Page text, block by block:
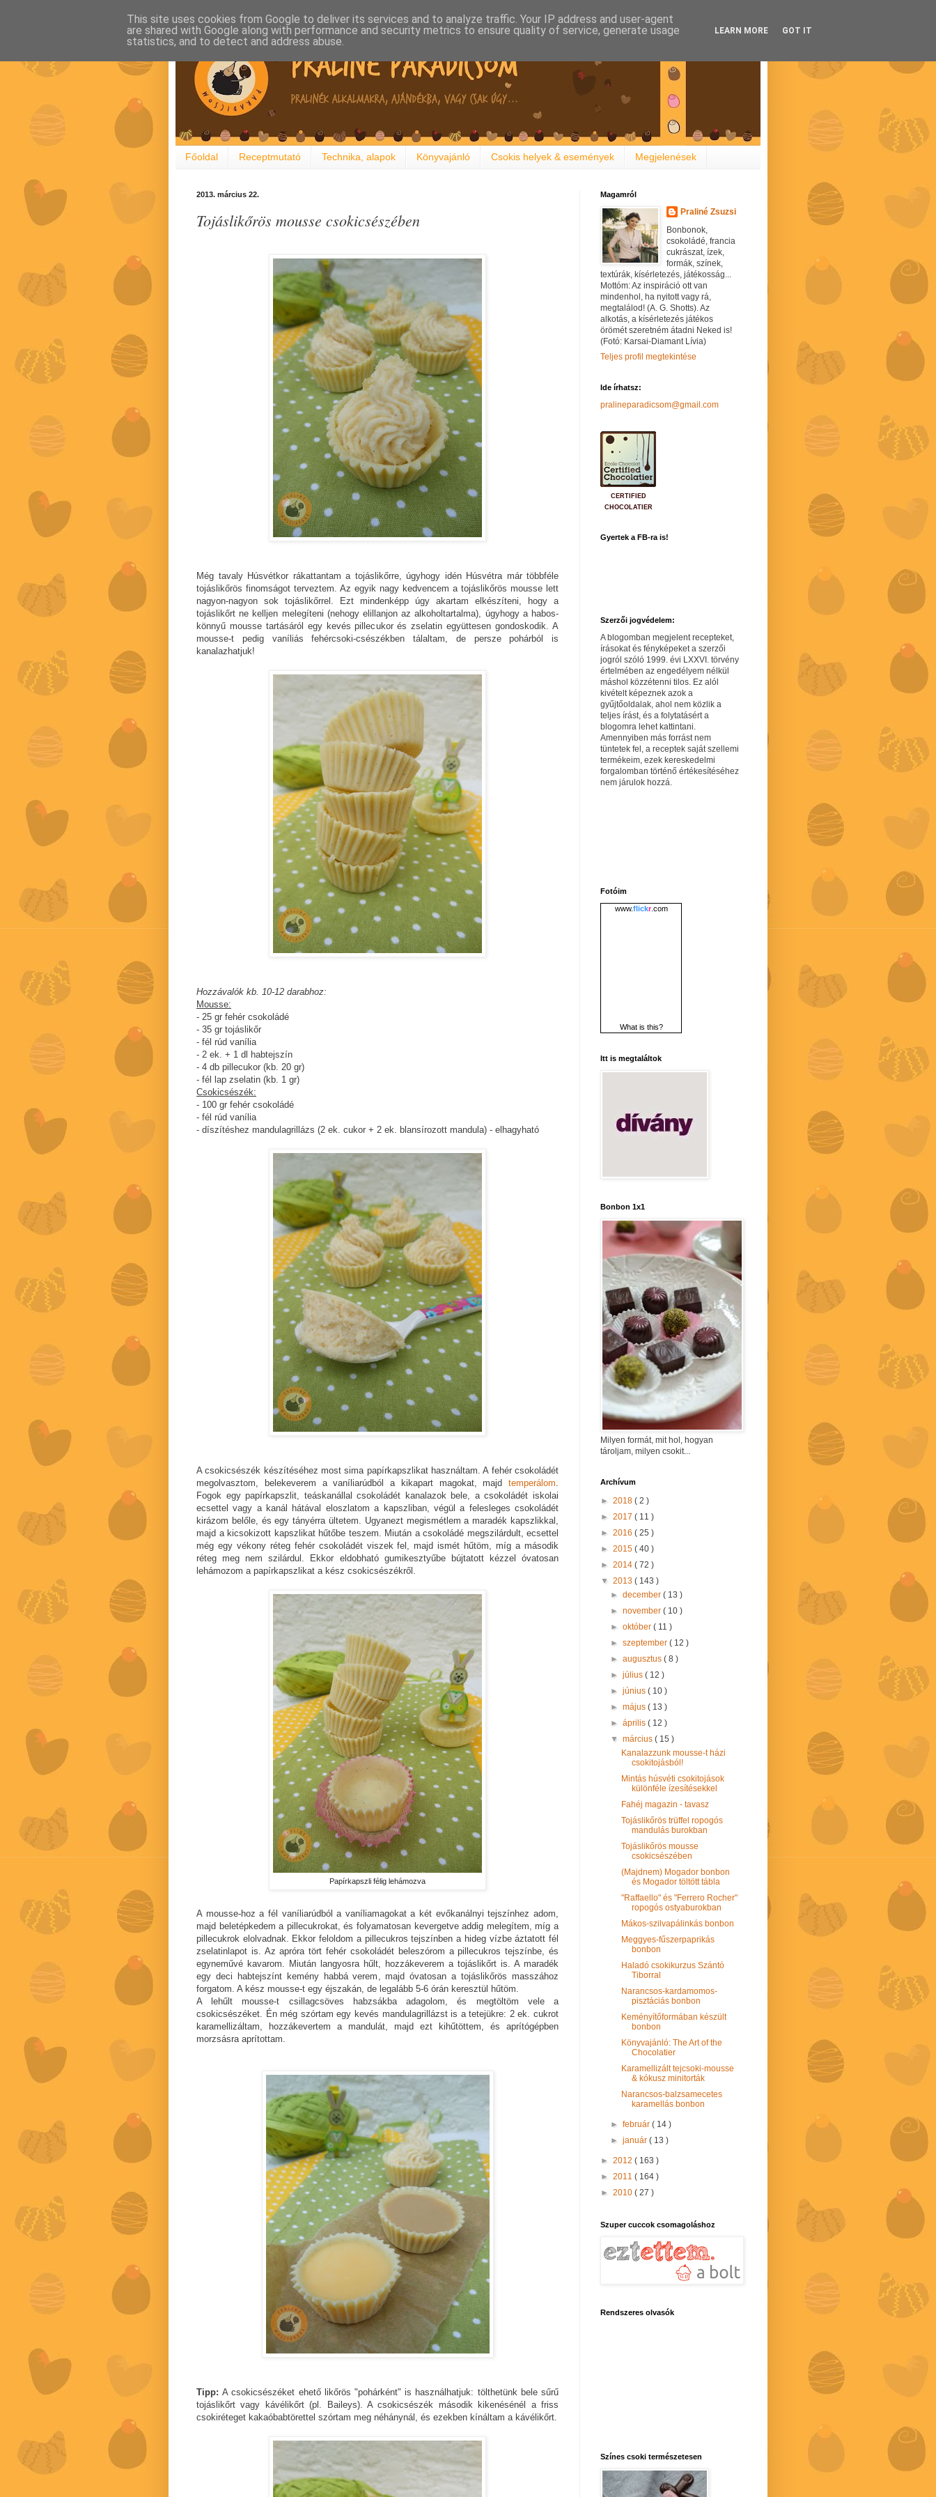
Főoldal Receptmutató Technika, alapok Könyvajánló Csokis helyek & események Megjelenések
2013. március 22.
Tojáslikőrös mousse csokicsészében
Még tavaly Húsvétkor rákattantam a tojáslikőrre, úgyhogy idén Húsvétra már többféle
tojáslikőrös finomságot terveztem. Az egyik nagy kedvencem a tojáslikőrös mousse lett
nagyon-nagyon sok tojáslikőrrel. Ezt mindenképp úgy akartam elkészíteni, hogy a
tojáslikőrt ne kelljen melegíteni (nehogy elillanjon az alkoholtartalma), úgyhogy a habos-
könnyű mousse tartásáról egy kevés pillecukor és zselatin együttesen gondoskodik. A
mousse-t pedig vaníliás fehércsoki-csészékben tálaltam, de persze pohárból is
kanalazhatjuk!
Hozzávalók kb. 10-12 darabhoz:
Mousse:
- 25 gr fehér csokoládé
- 35 gr tojáslikőr
- fél rúd vanília
- 2 ek. + 1 dl habtejszín
- 4 db pillecukor (kb. 20 gr)
- fél lap zselatin (kb. 1 gr)
Csokicsészék:
- 100 gr fehér csokoládé
- fél rúd vanília
- díszítéshez mandulagrillázs (2 ek. cukor + 2 ek. blansírozott mandula) - elhagyható
A csokicsészék készítéséhez most sima papírkapszlikat használtam. A fehér csokoládét
megolvasztom, belekeverem a vaníliarúdból a kikapart magokat, majd temperálom.
Fogok egy papírkapszlit, teáskanállal csokoládét kanalazok bele, a csokoládét iskolai
ecsettel vagy a kanál hátával eloszlatom a kapszliban, végül a felesleges csokoládét
kirázom belőle, és egy tányérra ültetem. Ugyanezt megismétlem a maradék kapszlikkal,
majd a kicsokizott kapszlikat hűtőbe teszem. Miután a csokoládé megszilárdult, ecsettel
még egy vékony réteg fehér csokoládét viszek fel, majd ismét hűtöm, míg a második
réteg meg nem szilárdul. Ekkor eldobható gumikesztyűbe bújtatott kézzel óvatosan
lehámozom a papírkapszlikat a kész csokicsészékről.
Papírkapszli félig lehámozva
A mousse-hoz a fél vaníliarúdból a vaníliamagokat a két evőkanálnyi tejszínhez adom,
majd beletépkedem a pillecukrokat, és folyamatosan kevergetve addig melegítem, míg a
pillecukrok elolvadnak. Ekkor feloldom a pillecukros tejszínben a hideg vízbe áztatott fél
zselatinlapot is. Az apróra tört fehér csokoládét beleszórom a pillecukros tejszínbe, és
egyneművé kavarom. Miután langyosra hűlt, hozzákeverem a tojáslikőrt is. A maradék
egy deci habtejszínt kemény habbá verem, majd óvatosan a tojáslikőrös masszához
forgatom. A kész mousse-t egy éjszakán, de legalább 5-6 órán keresztül hűtöm.
A lehűlt mousse-t csillagcsöves habzsákba adagolom, és megtöltöm vele a
csokicsészéket. Én még szórtam egy kevés mandulagrillázst is a tetejükre: 2 ek. cukrot
karamellizáltam, hozzákevertem a mandulát, majd ezt kihűtöttem, és aprítógépben
morzsásra aprítottam.
Tipp:A csokicsészéket ehető likőrös "pohárként" is használhatjuk: tölthetünk bele sűrű
tojáslikőrt vagy kávélikőrt (pl. Baileys). A csokicsészék második kikenésénél a friss
csokiréteget kakaóbabtörettel szórtam meg néhánynál, és ezekben kínáltam a kávélikőrt.
Magamról
Praliné Zsuzsi
Bonbonok,
csokoládé, francia
cukrászat, ízek,
formák, színek,
textúrák, kísérletezés, játékosság...
Mottóm: Az inspiráció ott van
mindenhol, ha nyitott vagy rá,
megtalálod! (A. G. Shotts). Az
alkotás, a kísérletezés játékos
örömét szeretném átadni Neked is!
(Fotó: Karsai-Diamant Lívia)
Teljes profil megtekintése
Ide írhatsz:
pralineparadicsom@gmail.com
CERTIFIED
CHOCOLATIER
Gyertek a FB-ra is!
Szerzői jogvédelem:
A blogomban megjelent recepteket,
írásokat és fényképeket a szerzői
jogról szóló 1999. évi LXXVI. törvény
értelmében az engedélyem nélkül
máshol közzétenni tilos. Ez alól
kivételt képeznek azok a
gyűjtőoldalak, ahol nem közlik a
teljes írást, és a folytatásért a
blogomra lehet kattintani.
Amennyiben más forrást nem
tüntetek fel, a receptek saját szellemi
termékeim, ezek kereskedelmi
forgalomban történő értékesítéséhez
nem járulok hozzá.
Fotóim
www.flickr.com
What is this?
Itt is megtaláltok
Bonbon 1x1
Milyen formát, mit hol, hogyan
tároljam, milyen csokit...
Archívum
► 2018 ( 2 )
► 2017 ( 11 )
► 2016 ( 25 )
► 2015 ( 40 )
► 2014 ( 72 )
▼ 2013 ( 143 )
►december( 13 )
►november( 10 )
►október( 11 )
►szeptember( 12 )
►augusztus( 8 )
►július( 12 )
►június( 10 )
►május( 13 )
►április( 12 )
▼március( 15 )
Kanalazzunk mousse-t házi
csokitojásból!
Mintás húsvéti csokitojások
különféle ízesítésekkel
Fahéj magazin - tavasz
Tojáslikőrös trüffel ropogós
mandulás burokban
Tojáslikőrös mousse
csokicsészében
(Majdnem) Mogador bonbon
és Mogador töltött tábla
"Raffaello" és "Ferrero Rocher"
ropogós ostyaburokban
Mákos-szilvapálinkás bonbon
Meggyes-fűszerpaprikás
bonbon
Haladó csokikurzus Szántó
Tiborral
Narancsos-kardamomos-
pisztáciás bonbon
Keményítőformában készült
bonbon
Könyvajánló: The Art of the
Chocolatier
Karamellizált tejcsoki-mousse
& kókusz minitorták
Narancsos-balzsamecetes
karamellás bonbon
►február( 14 )
►január( 13 )
► 2012 ( 163 )
► 2011 ( 164 )
► 2010 ( 27 )
Szuper cuccok csomagoláshoz
Rendszeres olvasók
Színes csoki természetesen
This site uses cookies from Google to deliver its services and to analyze traffic. Your IP address and user-agent
are shared with Google along with performance and security metrics to ensure quality of service, generate usage
statistics, and to detect and address abuse.
LEARN MORE GOT IT